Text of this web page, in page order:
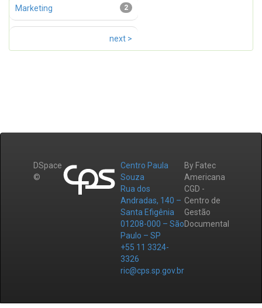
2
Marketing
next >
DSpace
©
Centro Paula
Souza
Rua dos
Andradas, 140 –
Santa Efigênia
01208-000 – São
Paulo – SP
+55 11 3324-
3326
ric@cps.sp.gov.br
By Fatec
Americana
CGD -
Centro de
Gestão
Documental